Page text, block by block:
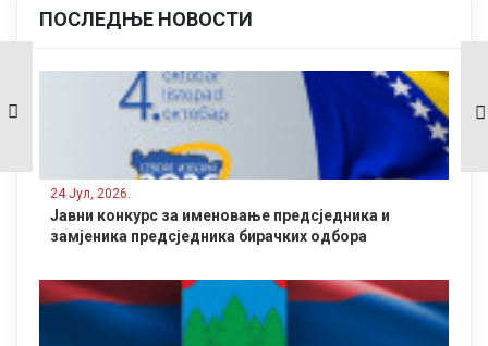
ПОСЛЕДЊЕ НОВОСТИ
24 Јул, 2026.
Јавни конкурс за именовање предсједника и
замјеника предсједника бирачких одбора
Одржана 5. тематска
сједница Скупштине
општине Рибник –
Усвојен ребаланс
буџета за 2026.
Обиљежен Дан 17.
лаке пјешадијске
бригаде и осталих
ратних јединица са
подручја бивше
општине Кључ–
Рибник.